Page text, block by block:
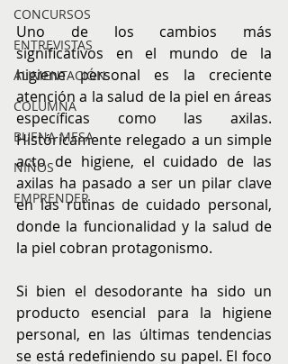
CONCURSOS
ENTREVISTAS
ALIMENTACIÓN
COLUMNA
BUENA MESA
NIÑOS
EMPRENDER
Uno de los cambios más
significativos en el mundo de la
higiene personal es la creciente
atención a la salud de la piel en áreas
específicas como las axilas.
Históricamente relegado a un simple
acto de higiene, el cuidado de las
axilas ha pasado a ser un pilar clave
en las rutinas de cuidado personal,
donde la funcionalidad y la salud de
la piel cobran protagonismo.
Si bien el desodorante ha sido un
producto esencial para la higiene
personal, en las últimas tendencias
se está redefiniendo su papel. El foco